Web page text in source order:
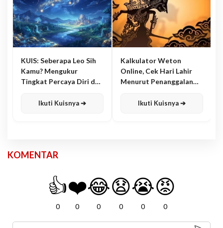
KUIS: Seberapa Leo Sih
Kamu? Mengukur
Tingkat Percaya Diri dan
Ikuti Kuisnya ➔
Kalkulator Weton
Online, Cek Hari Lahir
Menurut Penanggalan
Ikuti Kuisnya ➔
KOMENTAR
👍
0
❤️
0
😂
0
😧
0
😭
0
😡
0